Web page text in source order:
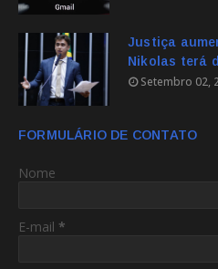
Justiça
Nikolas terá
Setembro 02,
FORMULÁRIO DE CONTATO
Nome
E-mail *